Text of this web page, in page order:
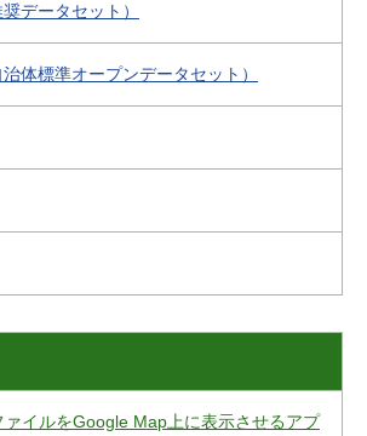
データセット）
体標準オープンデータセット）
イルをGoogle Map上に表示させるアプ